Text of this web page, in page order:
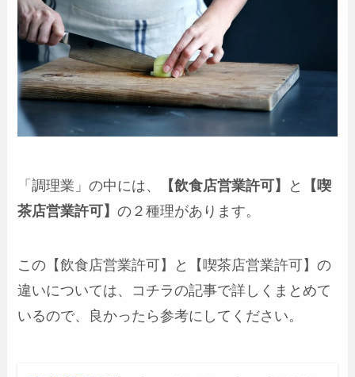
「調理業」の中には、 【飲食店営業許可】 と
【喫
茶店営業許可】の２種理があります。
この【飲食店営業許可】と【喫茶店営業許可】の
違いについては、コチラの記事で詳しくまとめて
いるので、良かったら参考にしてください。